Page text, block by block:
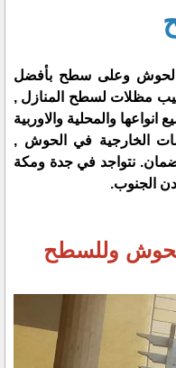
وعلى سطح بأفضل
مظلات لسطح المنازل ,
والمحلية والاوربية
الخارجية في الحوش ,
نتواجد في جدة ومكة
الجنوب.
وللسطح